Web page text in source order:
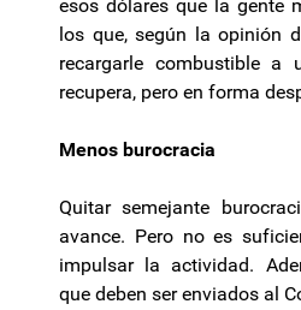
esos dólares que la gente
los que, según la opinión
recargarle combustible a
recupera, pero en forma
Menos burocracia
Quitar semejante
avance. Pero no es
impulsar la actividad.
que deben ser enviados al